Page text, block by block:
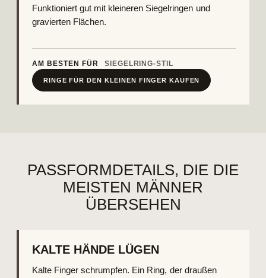
Funktioniert gut mit kleineren Siegelringen und
gravierten Flächen.
AM BESTEN FÜR SIEGELRING-STIL
RINGE FÜR DEN KLEINEN FINGER KAUFEN
PASSFORMDETAILS, DIE DIE
MEISTEN MÄNNER
ÜBERSEHEN
KALTE HÄNDE LÜGEN
Kalte Finger schrumpfen. Ein Ring, der draußen